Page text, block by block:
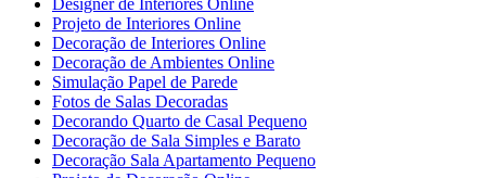
Designer de Interiores Online
Projeto de Interiores Online
Decoração de Interiores Online
Decoração de Ambientes Online
Simulação Papel de Parede
Fotos de Salas Decoradas
Decorando Quarto de Casal Pequeno
Decoração de Sala Simples e Barato
Decoração Sala Apartamento Pequeno